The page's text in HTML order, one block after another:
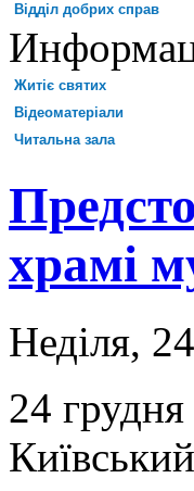
Відділ добрих справ
Житіє святих
Відеоматеріали
Читальна зала
храмі
Неділя,
24